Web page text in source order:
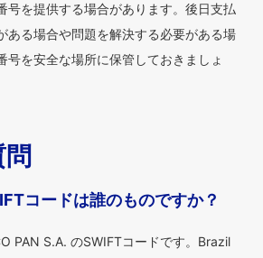
号を提供する場合があります。後日支払
ある場合や問題を解決する必要がある場
号を安全な場所に保管しておきましょ
コードは誰のものですか？
PAN S.A. のSWIFTコードです。Brazil